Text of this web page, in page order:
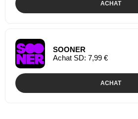
ACHAT
SOONER
Achat SD: 7,99 €
ACHAT